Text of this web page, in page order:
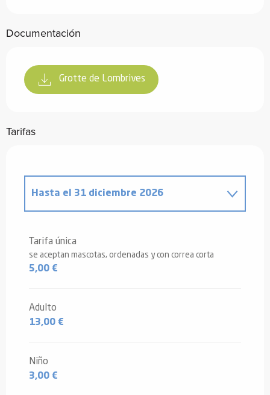
Documentación
Grotte de Lombrives
Tarifas
Hasta el 31 diciembre 2026
Tarifa única
se aceptan mascotas, ordenadas y con correa corta
5,00 €
Adulto
13,00 €
Niño
3,00 €